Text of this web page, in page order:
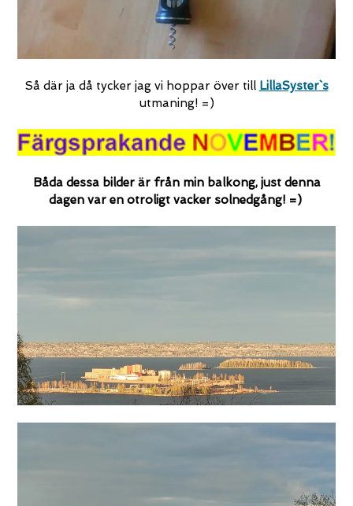
Så där ja då tycker jag vi hoppar över till LillaSyster`s
utmaning! =)
Båda dessa bilder är från min balkong, just denna
dagen var en otroligt vacker solnedgång! =)